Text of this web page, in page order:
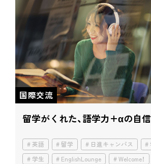
国際交流
留学がくれた、語学力+αの自信
英語 留学 日進キャンパス
学生
EnglishLounge Welcome！